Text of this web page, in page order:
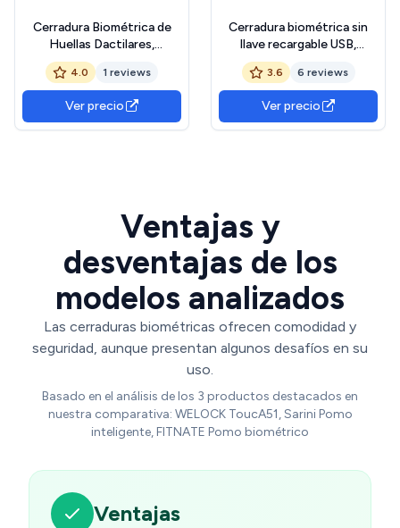
Cerradura Biométrica de
Huellas Dactilares,
Electrónica e Inteligente
Con Código Numérico -
Teclado Negro
4.0 1 reviews
Ver precio
Cerradura biométrica sin
llave recargable USB,
candado de huella digital
USB, candado de seguridad
inteligente para sala de
deporte, batería de 12
meses, impermeable IP65
3.6 6 reviews
Ver precio
Ventajas y
desventajas de los
modelos analizados
Las cerraduras biométricas ofrecen comodidad y
seguridad, aunque presentan algunos desafíos en su
uso.
Basado en el análisis de los 3 productos destacados en
nuestra comparativa: WELOCK ToucA51, Sarini Pomo
inteligente, FITNATE Pomo biométrico
Ventajas